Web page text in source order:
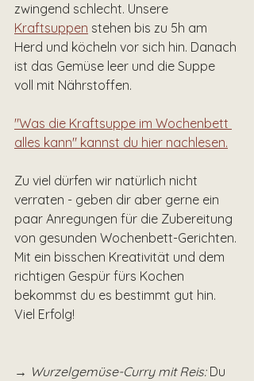
zwingend schlecht. Unsere
Kraftsuppen stehen bis zu 5h am
Herd und köcheln vor sich hin. Danach
ist das Gemüse leer und die Suppe
voll mit Nährstoffen.
"Was die Kraftsuppe im Wochenbett
alles kann" kannst du hier nachlesen.
Zu viel dürfen wir natürlich nicht
verraten - geben dir aber gerne ein
paar Anregungen für die Zubereitung
von gesunden Wochenbett-Gerichten.
Mit ein bisschen Kreativität und dem
richtigen Gespür fürs Kochen
bekommst du es bestimmt gut hin.
Viel Erfolg!
→ Wurzelgemüse-Curry mit Reis: Du